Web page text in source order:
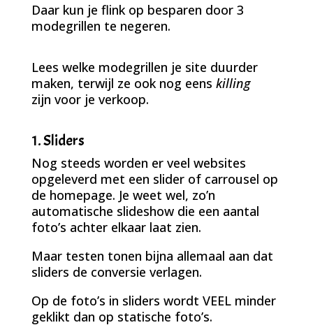
Daar kun je flink op besparen door 3
modegrillen te negeren.
Lees welke modegrillen je site duurder
maken, terwijl ze ook nog eens killing
zijn voor je verkoop.
1. Sliders
Nog steeds worden er veel websites
opgeleverd met een slider of carrousel op
de homepage. Je weet wel, zo’n
automatische slideshow die een aantal
foto’s achter elkaar laat zien.
Maar testen tonen bijna allemaal aan dat
sliders de conversie verlagen.
Op de foto’s in sliders wordt VEEL minder
geklikt dan op statische foto’s.